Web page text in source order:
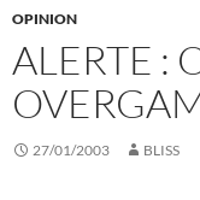
OPINION
ALERTE :
27/01/2003 BLISS